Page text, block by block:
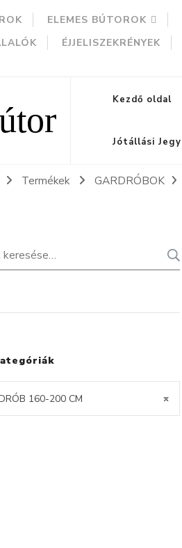
ELEMES BÚTOROK
ÉJJELISZEKRÉNYEK
Kezdő oldal
Jótállási Jegy
Termékek GARDRÓBOK
×
160-200 CM